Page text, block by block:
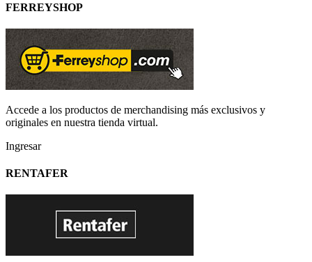
FERREYSHOP
Accede a los productos de merchandising más exclusivos y
originales en nuestra tienda virtual.
Ingresar
RENTAFER